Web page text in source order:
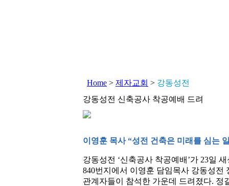
Home > 제자교회 > 강동성전
강동성전 신축공사 착공예배 드려
이영훈 목사 “성전 건축은 미래를 심는
강동성전 ‘신축공사 착공예배’가 23일
840번지에서 이영훈 담임목사 강동성전
관계자들이 참석한 가운데 드려졌다. 정